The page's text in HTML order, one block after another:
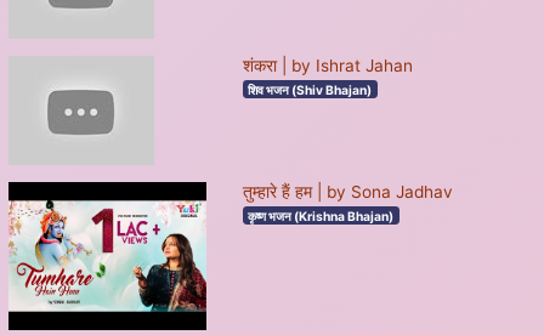
शंकरा | by Ishrat Jahan
शिव भजन (Shiv Bhajan)
तुम्हारे हैं हम | by Sona Jadhav
कृष्ण भजन (Krishna Bhajan)